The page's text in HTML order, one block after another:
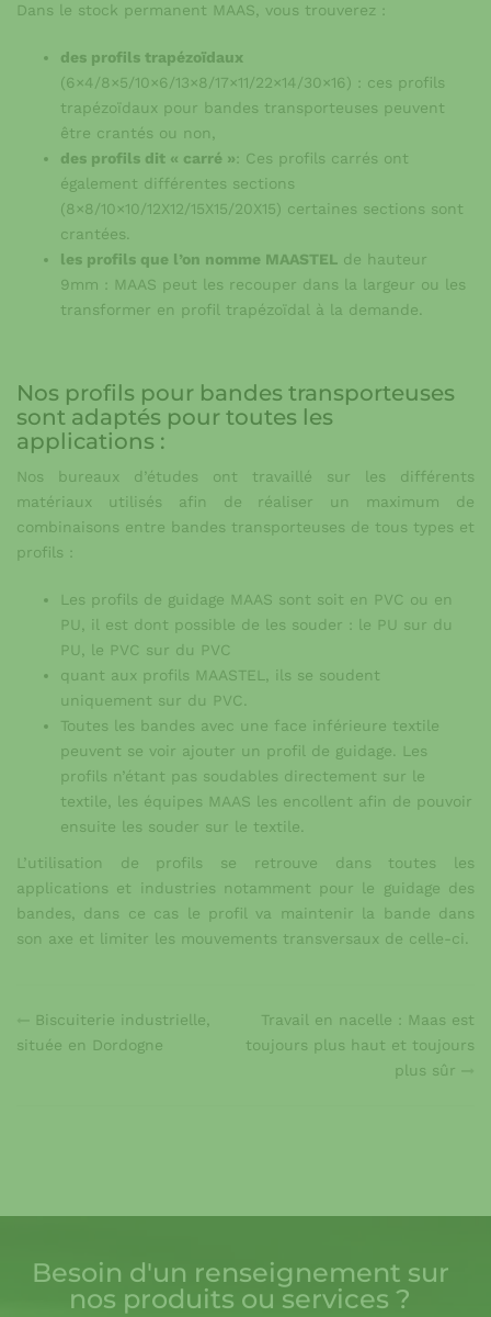
Dans le stock permanent MAAS, vous trouverez :
des profils trapézoïdaux
(6×4/8×5/10×6/13×8/17×11/22×14/30×16) : ces profils
trapézoïdaux pour bandes transporteuses peuvent
être crantés ou non,
des profils dit « carré »: Ces profils carrés ont
également différentes sections
(8×8/10×10/12X12/15X15/20X15) certaines sections sont
crantées.
les profils que l’on nomme MAASTEL de hauteur
9mm : MAAS peut les recouper dans la largeur ou les
transformer en profil trapézoïdal à la demande.
Nos profils pour bandes transporteuses
sont adaptés pour toutes les
applications :
Nos bureaux d’études ont travaillé sur les différents
matériaux utilisés afin de réaliser un maximum de
combinaisons entre bandes transporteuses de tous types et
profils :
Les profils de guidage MAAS sont soit en PVC ou en
PU, il est dont possible de les souder : le PU sur du
PU, le PVC sur du PVC
quant aux profils MAASTEL, ils se soudent
uniquement sur du PVC.
Toutes les bandes avec une face inférieure textile
peuvent se voir ajouter un profil de guidage. Les
profils n’étant pas soudables directement sur le
textile, les équipes MAAS les encollent afin de pouvoir
ensuite les souder sur le textile.
L’utilisation de profils se retrouve dans toutes les
applications et industries notamment pour le guidage des
bandes, dans ce cas le profil va maintenir la bande dans
son axe et limiter les mouvements transversaux de celle-ci.
Biscuiterie industrielle,
située en Dordogne
Travail en nacelle : Maas est
toujours plus haut et toujours
plus sûr
Besoin d'un renseignement sur
nos produits ou services ?